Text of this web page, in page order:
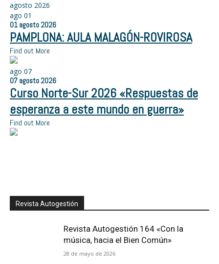
agosto 2026
ago 01
01 agosto 2026
PAMPLONA: AULA MALAGÓN-ROVIROSA
Find out More
ago 07
07 agosto 2026
Curso Norte-Sur 2026 «Respuestas de
esperanza a este mundo en guerra»
Find out More
Revista Autogestión
Revista Autogestión 164 «Con la
música, hacia el Bien Común»
28 de mayo de 2026